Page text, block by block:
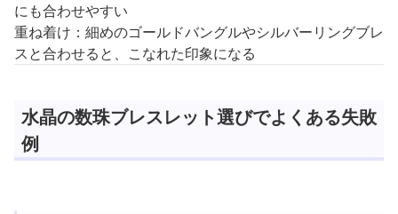
にも合わせやすい
重ね着け：細めのゴールドバングルやシルバーリングブレ
スと合わせると、こなれた印象になる
水晶の数珠ブレスレット選びでよくある失敗
例